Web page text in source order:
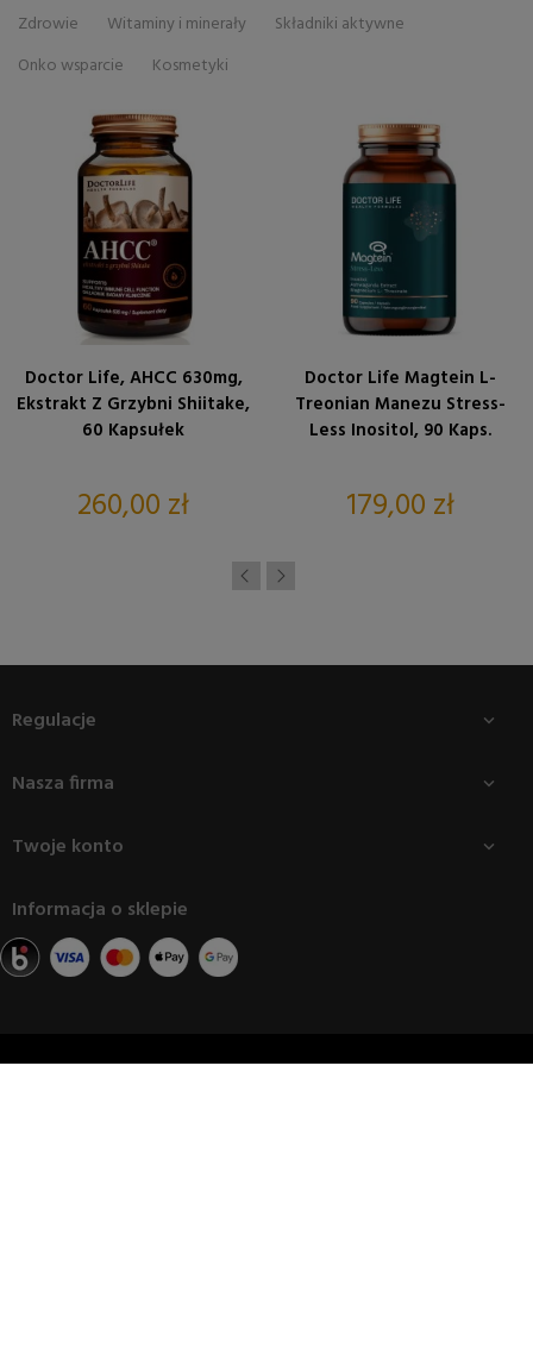
Zdrowie Witaminy i minerały
Składniki aktywne
Onko wsparcie
Kosmetyki
Doctor Life, AHCC 630mg,
Ekstrakt Z Grzybni Shiitake,
60 Kapsułek
Cena
260,00 zł
Doctor Life Magtein L-
Treonian Manezu Stress-
Less Inositol, 90 Kaps.
Cena
179,00 zł
Regulacje 
Nasza firma 
Twoje konto 
Informacja o sklepie